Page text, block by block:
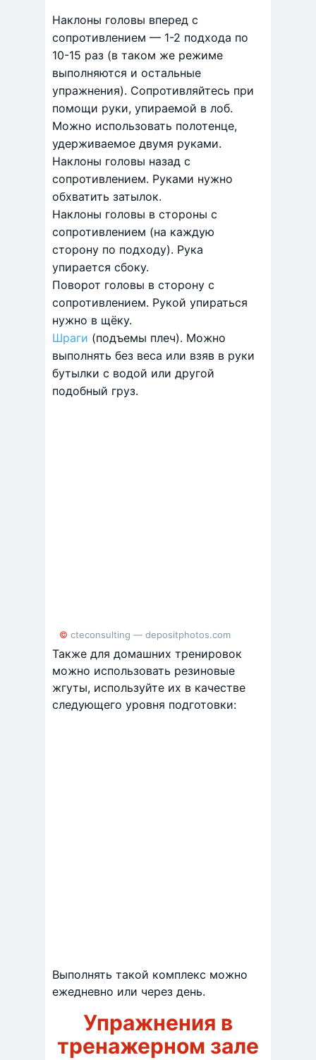
Наклоны головы вперед с
сопротивлением — 1-2 подхода по
10-15 раз (в таком же режиме
выполняются и остальные
упражнения). Сопротивляйтесь при
помощи руки, упираемой в лоб.
Можно использовать полотенце,
удерживаемое двумя руками.
Наклоны головы назад с
сопротивлением. Руками нужно
обхватить затылок.
Наклоны головы в стороны с
сопротивлением (на каждую
сторону по подходу). Рука
упирается сбоку.
Поворот головы в сторону с
сопротивлением. Рукой упираться
нужно в щёку.
Шраги (подъемы плеч). Можно
выполнять без веса или взяв в руки
бутылки с водой или другой
подобный груз.
© cteconsulting — depositphotos.com
Также для домашних тренировок
можно использовать резиновые
жгуты, используйте их в качестве
следующего уровня подготовки:
Выполнять такой комплекс можно
ежедневно или через день.
Упражнения в
тренажерном зале